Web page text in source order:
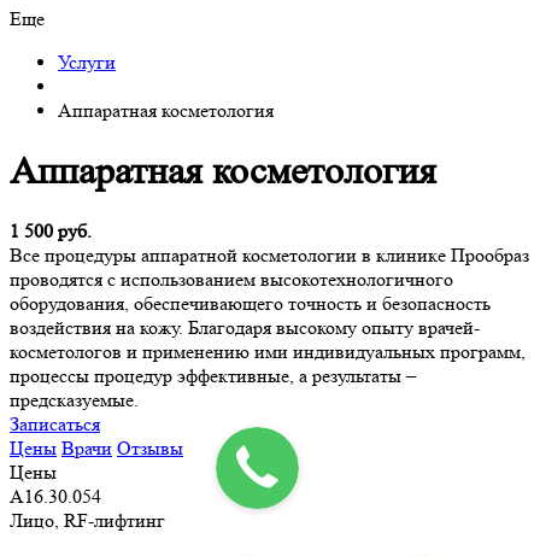
Еще
Услуги
Аппаратная косметология
Аппаратная косметология
1 500 руб.
Все процедуры аппаратной косметологии в клинике Прообраз
проводятся с использованием высокотехнологичного
оборудования, обеспечивающего точность и безопасность
воздействия на кожу. Благодаря высокому опыту врачей-
косметологов и применению ими индивидуальных программ,
процессы процедур эффективные, а результаты –
предсказуемые.
Записаться
Цены Врачи Отзывы
Цены
А16.30.054
Лицо, RF-лифтинг